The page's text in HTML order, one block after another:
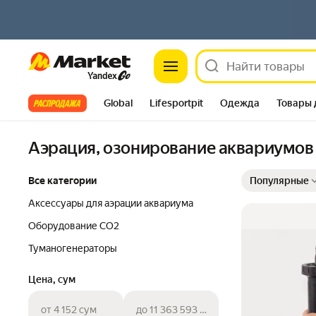
Market
Все хиты Global Lifesportpit Одежда Товары
Аэрация, озонирование аквариумов
Все категории
Аксессуары для аэрации аквариума
Оборудование СО2
Туманогенераторы
Цена, сум
от 4 152 сум до 11 363 593 сум
Популярные